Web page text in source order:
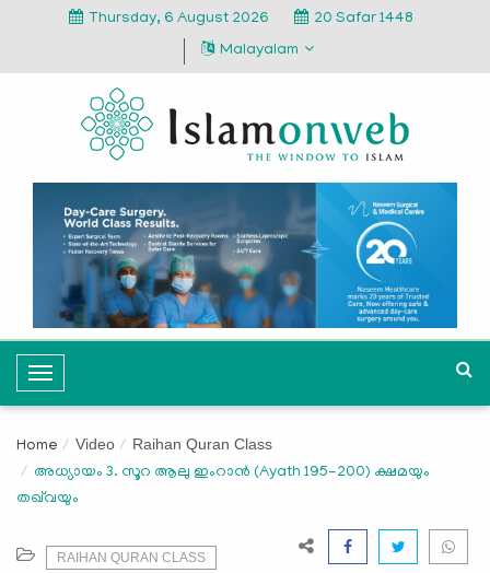
Thursday, 6 August 2026
20 Safar 1448
Malayalam
T
o
g
l
e
Home Video Raihan Quran Class
അധ്യായം 3. സൂറ ആലു ഇംറാന്‍ (Ayath 195-200) ക്ഷമയും
തഖ്‌വയും
RAIHAN QURAN CLASS